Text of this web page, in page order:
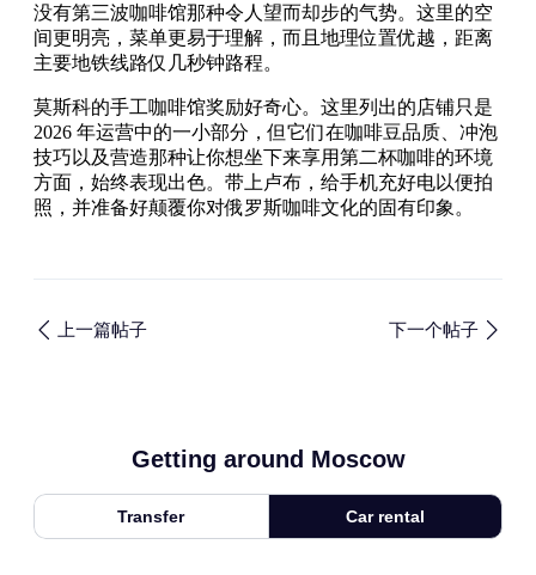
没有第三波咖啡馆那种令人望而却步的气势。这里的空
间更明亮，菜单更易于理解，而且地理位置优越，距离
主要地铁线路仅几秒钟路程。
莫斯科的手工咖啡馆奖励好奇心。这里列出的店铺只是
2026 年运营中的一小部分，但它们在咖啡豆品质、冲泡
技巧以及营造那种让你想坐下来享用第二杯咖啡的环境
方面，始终表现出色。带上卢布，给手机充好电以便拍
照，并准备好颠覆你对俄罗斯咖啡文化的固有印象。
上一篇帖子 下一个帖子
Getting around Moscow
Transfer Car rental